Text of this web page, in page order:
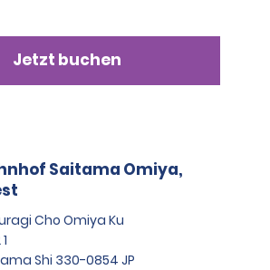
Jetzt buchen
Saitama Omiya,
Cho Omiya Ku
Shi 330-0854 JP